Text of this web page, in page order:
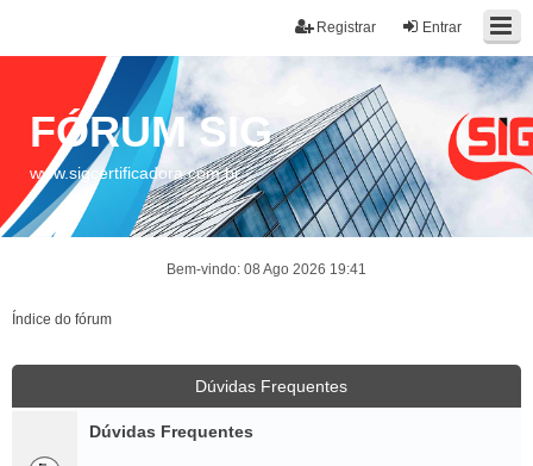
Entrar
Registrar
FÓRUM SIG
www.sigcertificadora.com.br
Bem-vindo: 08 Ago 2026 19:41
Índice do fórum
Dúvidas Frequentes
Dúvidas Frequentes